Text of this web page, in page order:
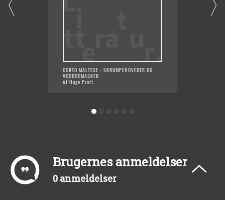
CORTO MALTESE - SKRUMPEHOVEDER OG
VOODOOMASKER
Af Hugo Pratt
Brugernes anmeldelser
0 anmeldelser